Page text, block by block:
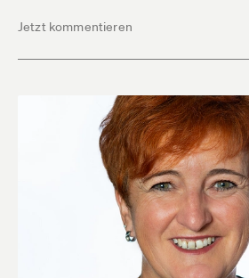
Jetzt kommentieren